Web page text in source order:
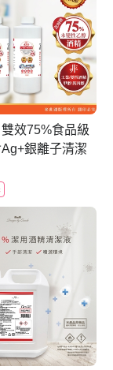
雙效75%食品級
銀離子清潔
入組)